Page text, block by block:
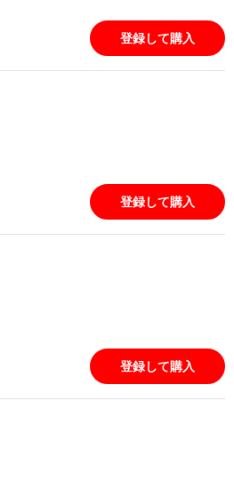
登録して購入
登録して購入
登録して購入